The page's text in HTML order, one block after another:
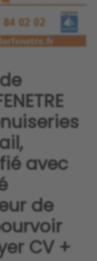
avec
de
CV +